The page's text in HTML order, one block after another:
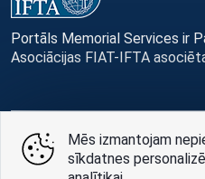
Portāls Memorial Services ir
Asociācijas FIAT-IFTA
© Memorial Services, 2016 —
Mēs izmantojam
sīkdatnes